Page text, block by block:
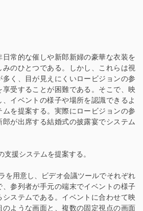
常的な催しや新郎新婦の豪華な衣装を
みのひとつである。しかし、これらは視
く、目が見えにくいロービジョンの参
受することが困難である。そこで、映
イベントの様子や場所を認識できるよ
を提案する。実際にロービジョンの参
が出席する結婚式の披露宴でシステム
援システムを提案する。
を用意し、ビデオ会議ツールでそれぞれ
参列者が手元の端末でイベントの様子
ステムである。イベントに合わせて映
ような画面と、複数の固定視点の画面